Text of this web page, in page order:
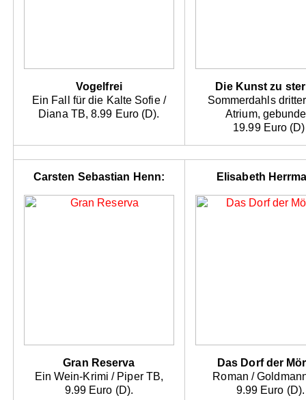
Vogelfrei
Ein Fall für die Kalte Sofie /
Diana TB, 8.99 Euro (D).
Die Kunst zu
Sommerdahls
Atrium,
19.99 Euro
Carsten Sebastian Henn:
Gran Reserva
Ein Wein-Krimi / Piper TB,
9.99 Euro (D).
Elisabeth
Das Dorf der
Roman /
9.99 Euro (D).